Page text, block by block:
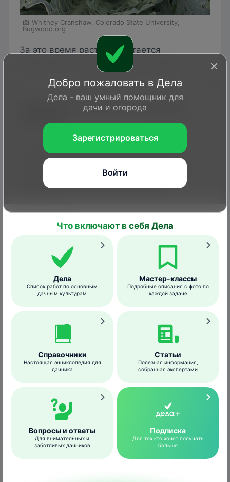
Whitney Cranshaw, Colorado State University,
Bugwood.org
За это время растение остается
практически полностью изъеденным.
Признаки появления и условия
Понять, что растение оккупировала
капустница, можно по объеденным
вначале по краям, а затем и полностью
наружным листьям, на которых через
несколько суток остаются только
gardenersworld.com
Бабочки активны в дневное время суток,
особенно в жаркие солнечные дни.
Оптимальная температура для развития
вредителя – 20-26°C. Слишком высокая
температура и низкая влажность воздуха
неблагоприятны для развития капустницы.
Добро пожаловать в Дела
Дела - ваш умный помощник для
дачи и огорода
Зарегистрироваться
Войти
Что включают в себя Дела
Дела
Список работ по основным
дачным культурам
Мастер-классы
Подробные описания с фото по
каждой задаче
Справочники
Настоящая энциклопедия для
дачника
Статьи
Полезная информация,
собранная экспертами
Вопросы и ответы
Для внимательных и
заботливых дачников
Подписка
Для тех кто хочет получать
больше